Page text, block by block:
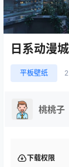
日系动漫
平板壁纸
桃桃子
下载权限